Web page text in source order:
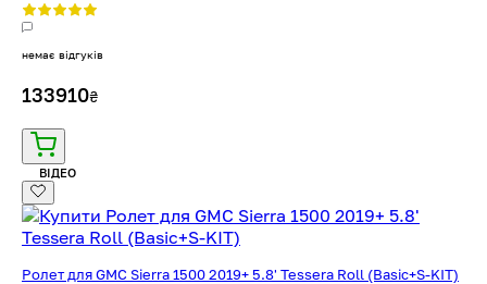
немає відгуків
133910₴
ВІДЕО
Ролет для GMC Sierra 1500 2019+ 5.8' Tessera Roll (Basic+S-KIT)